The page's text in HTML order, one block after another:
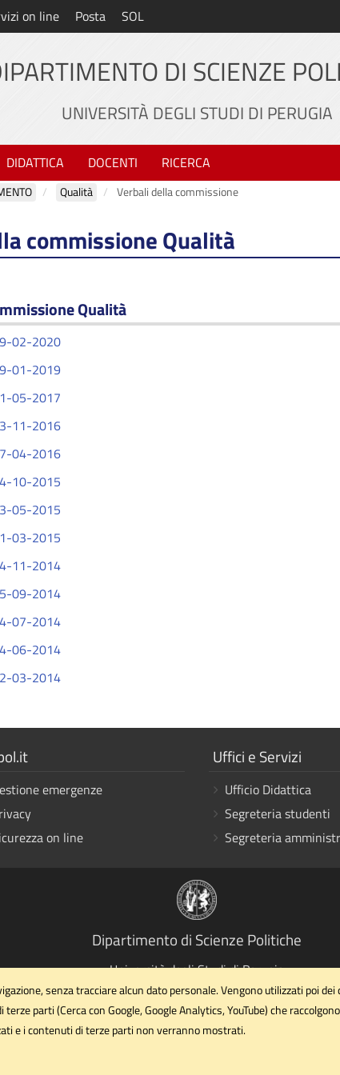
on line Posta SOL
DI SCIENZE
UNIVERSITÀ DEGLI STUDI DI PERUGIA
DIDATTICA DOCENTI RICERCA
Qualità Verbali della commissione
commissione Qualità
Qualità
02-2020
01-2019
05-2017
11-2016
04-2016
10-2015
05-2015
03-2015
11-2014
09-2014
07-2014
06-2014
03-2014
emergenze
on line
Mostra
link
Uffici e Servizi
Ufficio Didattica
Segreteria studenti
Segreteria
Dipartimento di Scienze Politiche
Università degli Studi di Perugia
Via Pascoli, 20 - 06123 - Perugia
Email
dipartimento.scipol@unipg.it
PECdipartimento.scipol@cert.unipg.it
senza tracciare alcun dato personale. Vengono utilizzati poi
parti (Cerca con Google, Google Analytics, YouTube) che
e i contenuti di terze parti non verranno mostrati.